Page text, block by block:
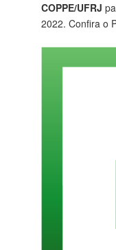
COPPE/UFRJ
2022. Confira o